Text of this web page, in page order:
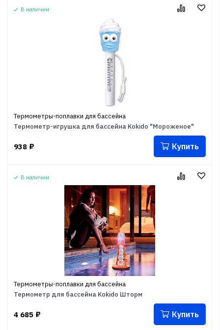
В наличии
Термометры-поплавки для бассейна
Термометр-игрушка для бассейна Kokido "Мороженое"
938 ₽ Купить
В наличии
Термометры-поплавки для бассейна
Термометр для бассейна Kokido Шторм
4 685 ₽ Купить